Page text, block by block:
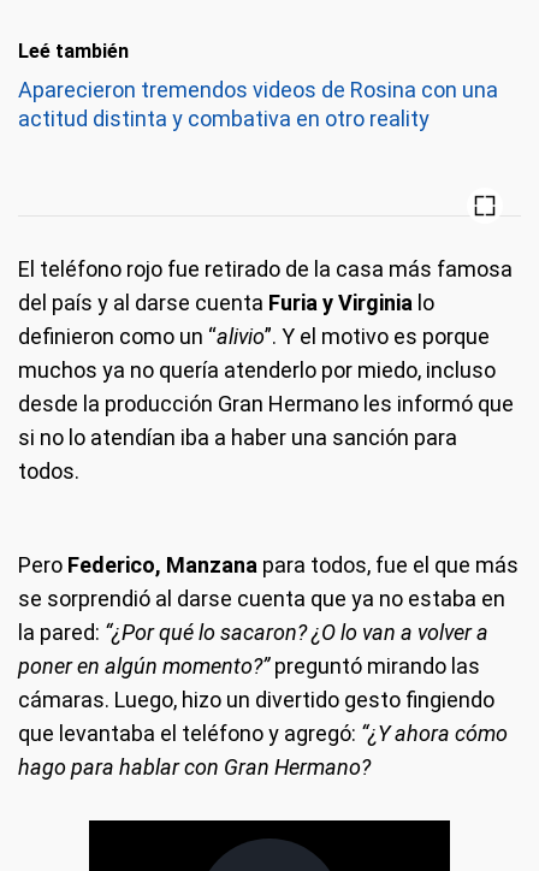
Leé también
Aparecieron tremendos videos de Rosina con una
actitud distinta y combativa en otro reality
El teléfono rojo fue retirado de la casa más famosa
del país y al darse cuenta Furia y Virginia lo
definieron como un “alivio”. Y el motivo es porque
muchos ya no quería atenderlo por miedo, incluso
desde la producción Gran Hermano les informó que
si no lo atendían iba a haber una sanción para
todos.
Pero Federico, Manzana para todos, fue el que más
se sorprendió al darse cuenta que ya no estaba en
la pared: “¿Por qué lo sacaron? ¿O lo van a volver a
poner en algún momento?”preguntó mirando las
cámaras. Luego, hizo un divertido gesto fingiendo
que levantaba el teléfono y agregó: “¿Y ahora cómo
hago para hablar con Gran Hermano?